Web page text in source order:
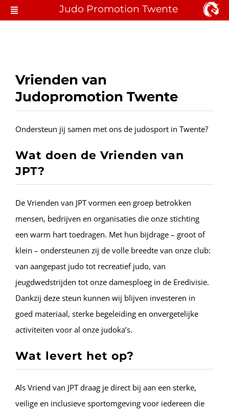
naar
Toggle
Locaties & Lessen
Over JPT
Judo Promotion Twente
Vrienden van
Judopromotion Twente
Ondersteun jij samen met ons de judosport in Twente?
Wat doen de Vrienden van
JPT?
De Vrienden van JPT vormen een groep betrokken
mensen, bedrijven en organisaties die onze stichting
een warm hart toedragen. Met hun bijdrage – groot of
klein – ondersteunen zij de volle breedte van onze club:
van aangepast judo tot recreatief judo, van
jeugdwedstrijden tot onze damesploeg in de Eredivisie.
Dankzij deze steun kunnen wij blijven investeren in
goed materiaal, sterke begeleiding en onvergetelijke
activiteiten voor al onze judoka’s.
Wat levert het op?
Als Vriend van JPT draag je direct bij aan een sterke,
veilige en inclusieve sportomgeving voor iedereen die